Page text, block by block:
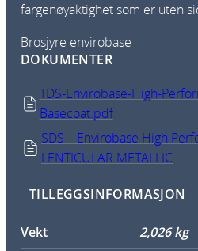
fargenøyaktighet som er uten
Brosjyre envirobase
DOKUMENTER
TDS-Envirobase-High-
Basecoat.pdf
SDS – Envirobase High
LENTICULAR METALLIC
TILLEGGSINFORMASJON
Vekt
2,026 kg